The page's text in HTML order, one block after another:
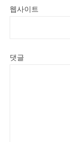
웹사이트
댓글